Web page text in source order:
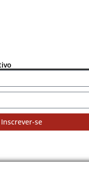
Inscrever-se